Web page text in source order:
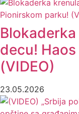
decu!
(VIDEO)
23.05.2026